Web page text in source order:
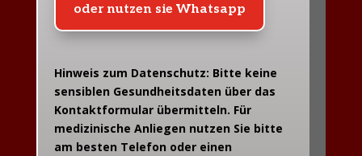
oder nutzen sie Whatsapp
Hinweis zum Datenschutz: Bitte keine
sensiblen Gesundheitsdaten über das
Kontaktformular übermitteln. Für
medizinische Anliegen nutzen Sie bitte
am besten Telefon oder einen